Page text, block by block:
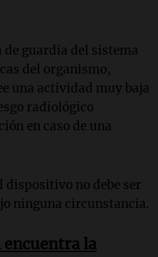
de guardia del sistema
del organismo,
una actividad muy baja
radiológico
en caso de una
dispositivo no debe ser
ninguna circunstancia.
encuentra la